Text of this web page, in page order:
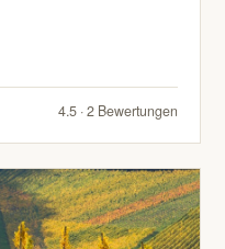
4.5 · 2 Bewertungen